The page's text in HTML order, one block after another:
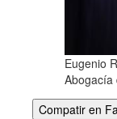
Eugenio
Abogacía
Compatir en